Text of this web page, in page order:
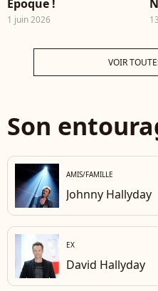
Époque !
1 juin 2026
VOIR
Son
AMIS/FAMILLE
Johnny Hallyday
EX
David Hallyday